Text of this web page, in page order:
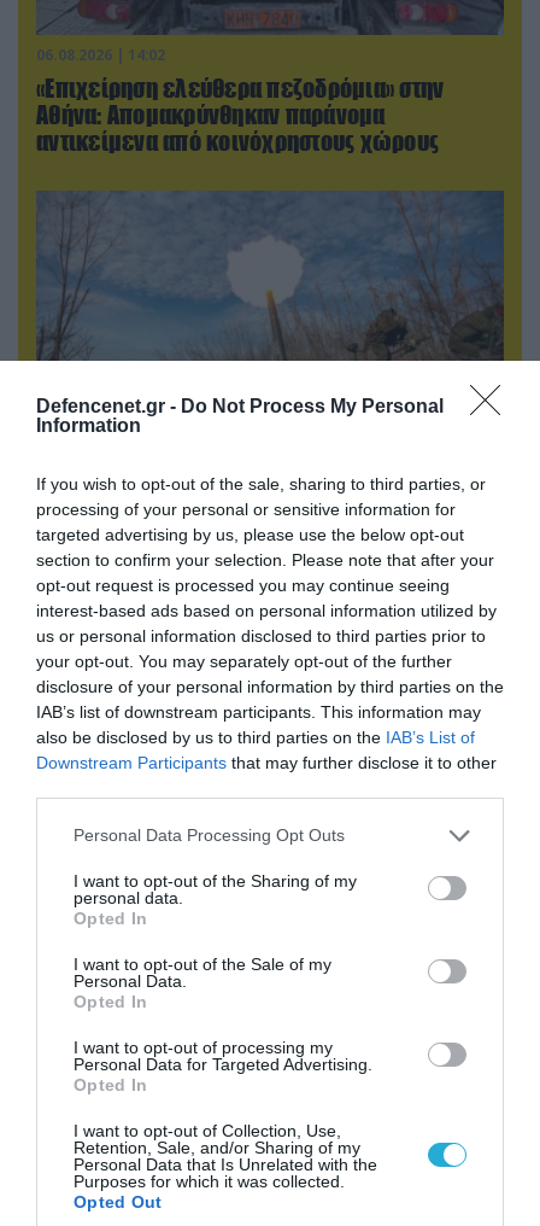
Defencenet.gr - Do Not Process My Personal
Information
If you wish to opt-out of the sale, sharing to third parties, or
processing of your personal or sensitive information for
targeted advertising by us, please use the below opt-out
section to confirm your selection. Please note that after your
opt-out request is processed you may continue seeing
interest-based ads based on personal information utilized by
us or personal information disclosed to third parties prior to
your opt-out. You may separately opt-out of the further
disclosure of your personal information by third parties on the
IAB’s list of downstream participants. This information may
also be disclosed by us to third parties on the IAB’s List of
Downstream Participants that may further disclose it to other
Please note that this website/app uses one or more Google
not limited to your visit or usage behaviour. You may click to
grant or deny consent to Google and its third-party tags to
use your data for below specified purposes in below Google
consent section.
Personal Data Processing Opt Outs
I want to opt-out of the Sharing of my
personal data.
Opted In
I want to opt-out of the Sale of my
Personal Data.
Opted In
I want to opt-out of processing my
Personal Data for Targeted Advertising.
Opted In
I want to opt-out of Collection, Use,
Retention, Sale, and/or Sharing of my
Personal Data that Is Unrelated with the
Purposes for which it was collected.
Opted Out
06.08.2026 | 14:02
«Επιχείρηση ελεύθερα πεζοδρόμια» στην
Αθήνα: Απομακρύνθηκαν παράνομα
αντικείμενα από κοινόχρηστους χώρους
07.08.2026 | 08:02
Οι ρωσικές δυνάμεις απέχουν μόλις 5 χλμ.
από Σλαβιάνσκ και Κραματόρσκ στο Ντονέτσκ
ΠΟΛΙΤΙΚΗ
06.08.2026 | 14:02
«Επιχείρηση ελεύθερα πεζοδρόμια» στην
αντικείμενα από κοινόχρηστους χώρους